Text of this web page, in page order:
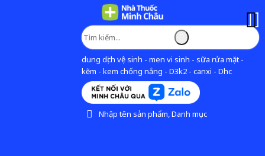
dung dịch vệ sinh - men vi sinh - sữa rửa mặt -
kẽm - kem chống nắng - D3k2 - canxi - Dhc
Nhập tên sản phẩm, Danh mục